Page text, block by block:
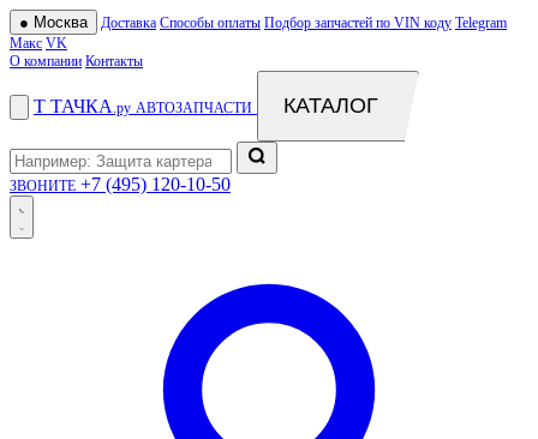
● Москва Доставка Способы оплаты Подбор запчастей по VIN коду Telegram
Макс VK
О компании Контакты
Т ТАЧКА .ру АВТОЗАПЧАСТИ КАТАЛОГ
ЗВОНИТЕ +7 (495) 120-10-50